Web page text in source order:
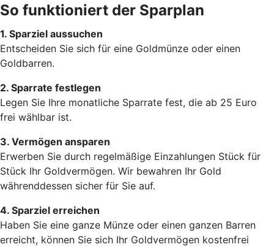
So funktioniert der Sparplan
1. Sparziel aussuchen
Entscheiden Sie sich für eine Goldmünze oder einen
Goldbarren.
2. Sparrate festlegen
Legen Sie Ihre monatliche Sparrate fest, die ab 25 Euro
frei wählbar ist.
3. Vermögen ansparen
Erwerben Sie durch regelmäßige Einzahlungen Stück für
Stück Ihr Goldvermögen. Wir bewahren Ihr Gold
währenddessen sicher für Sie auf.
4. Sparziel erreichen
Haben Sie eine ganze Münze oder einen ganzen Barren
erreicht, können Sie sich Ihr Goldvermögen kostenfrei